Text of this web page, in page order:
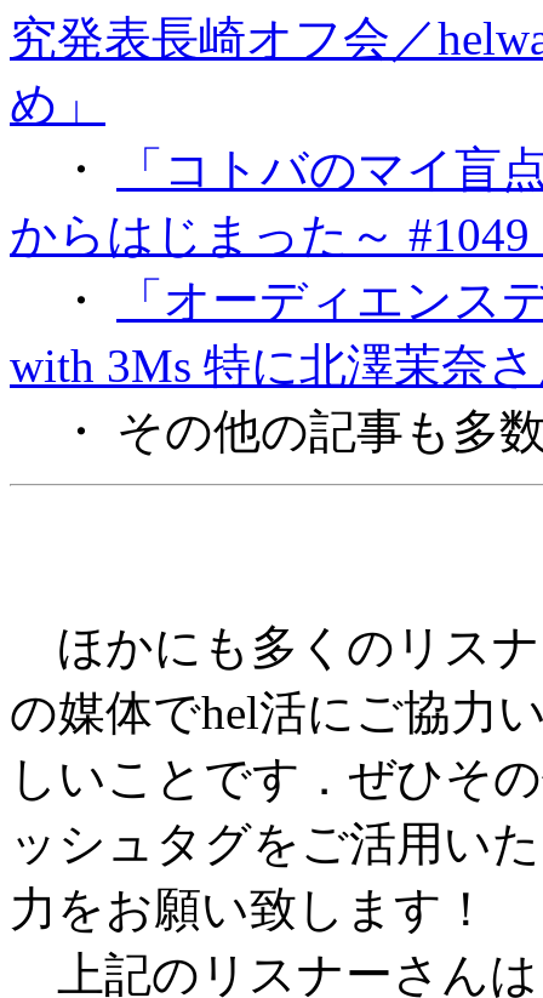
究発表長崎オフ会／
め」
・
「コトバのマイ盲
からはじまった～ #1049
・
「オーディエンス
with 3Ms 特に北澤茉奈
・ その他の記事も多
ほかにも多くのリス
の媒体でhel活にご協力
しいことです．ぜひそ
ッシュタグをご活用い
力をお願い致します！
上記のリスナーさん